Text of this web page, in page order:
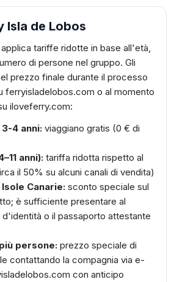
Isla de Lobos
tariffe ridotte in base all'età,
di persone nel gruppo. Gli
prezzo finale durante il processo
ferryisladelobos.com o al momento
iloveferry.com:
4 anni: viaggiano gratis (0 € di
anni): tariffa ridotta rispetto al
il 50% su alcuni canali di vendita)
Canarie: sconto speciale sul
è sufficiente presentare al
o il passaporto attestante
persone: prezzo speciale di
contattando la compagnia via e-
con anticipo